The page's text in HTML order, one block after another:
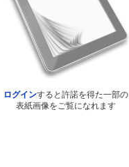
ログインすると許諾を得た一部の
表紙画像をご覧になれます